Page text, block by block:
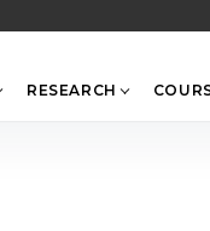
RESEARCH